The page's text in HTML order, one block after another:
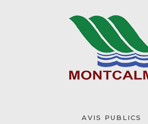
AVIS PUBLICS